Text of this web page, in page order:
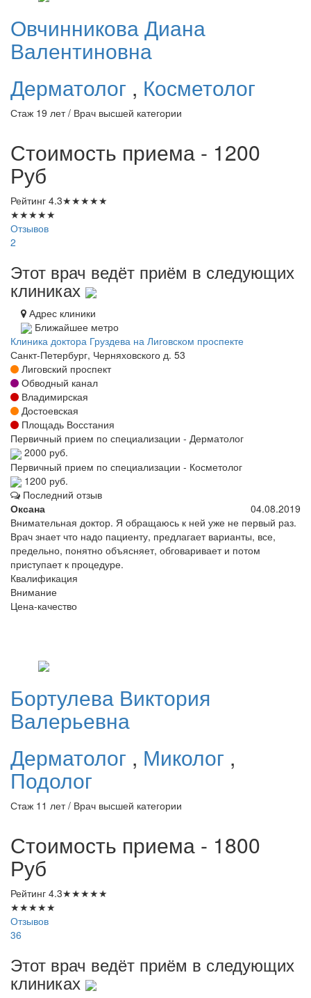
ОвчинниковаДиана
Валентиновна
Дерматолог , Косметолог
Стаж 19 лет / Врач высшей категории
Стоимость приема - 1200
Руб
Рейтинг 4.3★★★★★
★★★★★
Отзывов
2
Этот врач ведёт приём в следующих
клиниках
Адрес клиники
Ближайшее метро
Клиника доктора Груздева на Лиговском проспекте
Санкт-Петербург, Черняховского д. 53
Лиговский проспект
Обводный канал
Владимирская
Достоевская
Площадь Восстания
Первичный прием по специализации - Дерматолог
2000 руб.
Первичный прием по специализации - Косметолог
1200 руб.
Последний отзыв
Оксана
04.08.2019
Внимательная доктор. Я обращаюсь к ней уже не первый раз.
Врач знает что надо пациенту, предлагает варианты, все,
предельно, понятно объясняет, обговаривает и потом
приступает к процедуре.
Квалификация
Внимание
Цена-качество
Бортулева Виктория
Валерьевна
Дерматолог , Миколог ,
Подолог
Стаж 11 лет / Врач высшей категории
Стоимость приема - 1800
Руб
Рейтинг 4.3★★★★★
★★★★★
Отзывов
36
Этот врач ведёт приём в следующих
клиниках